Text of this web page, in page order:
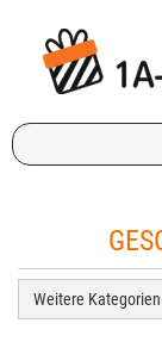
Hauptinhalt
springen
Ich
suche
Weitere